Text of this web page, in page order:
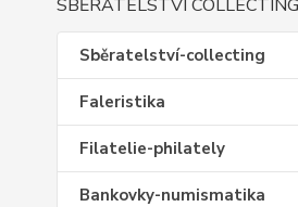
SBĚRATELSTVÍ COLLECTING
Sběratelství-collecting
Faleristika
Filatelie-philately
Bankovky-numismatika